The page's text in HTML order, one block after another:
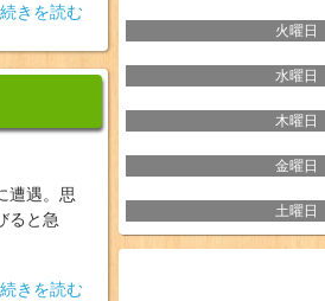
きを読む
遭遇。思
ると急
きを読む
火曜日
水曜日
木曜日
金曜日
土曜日